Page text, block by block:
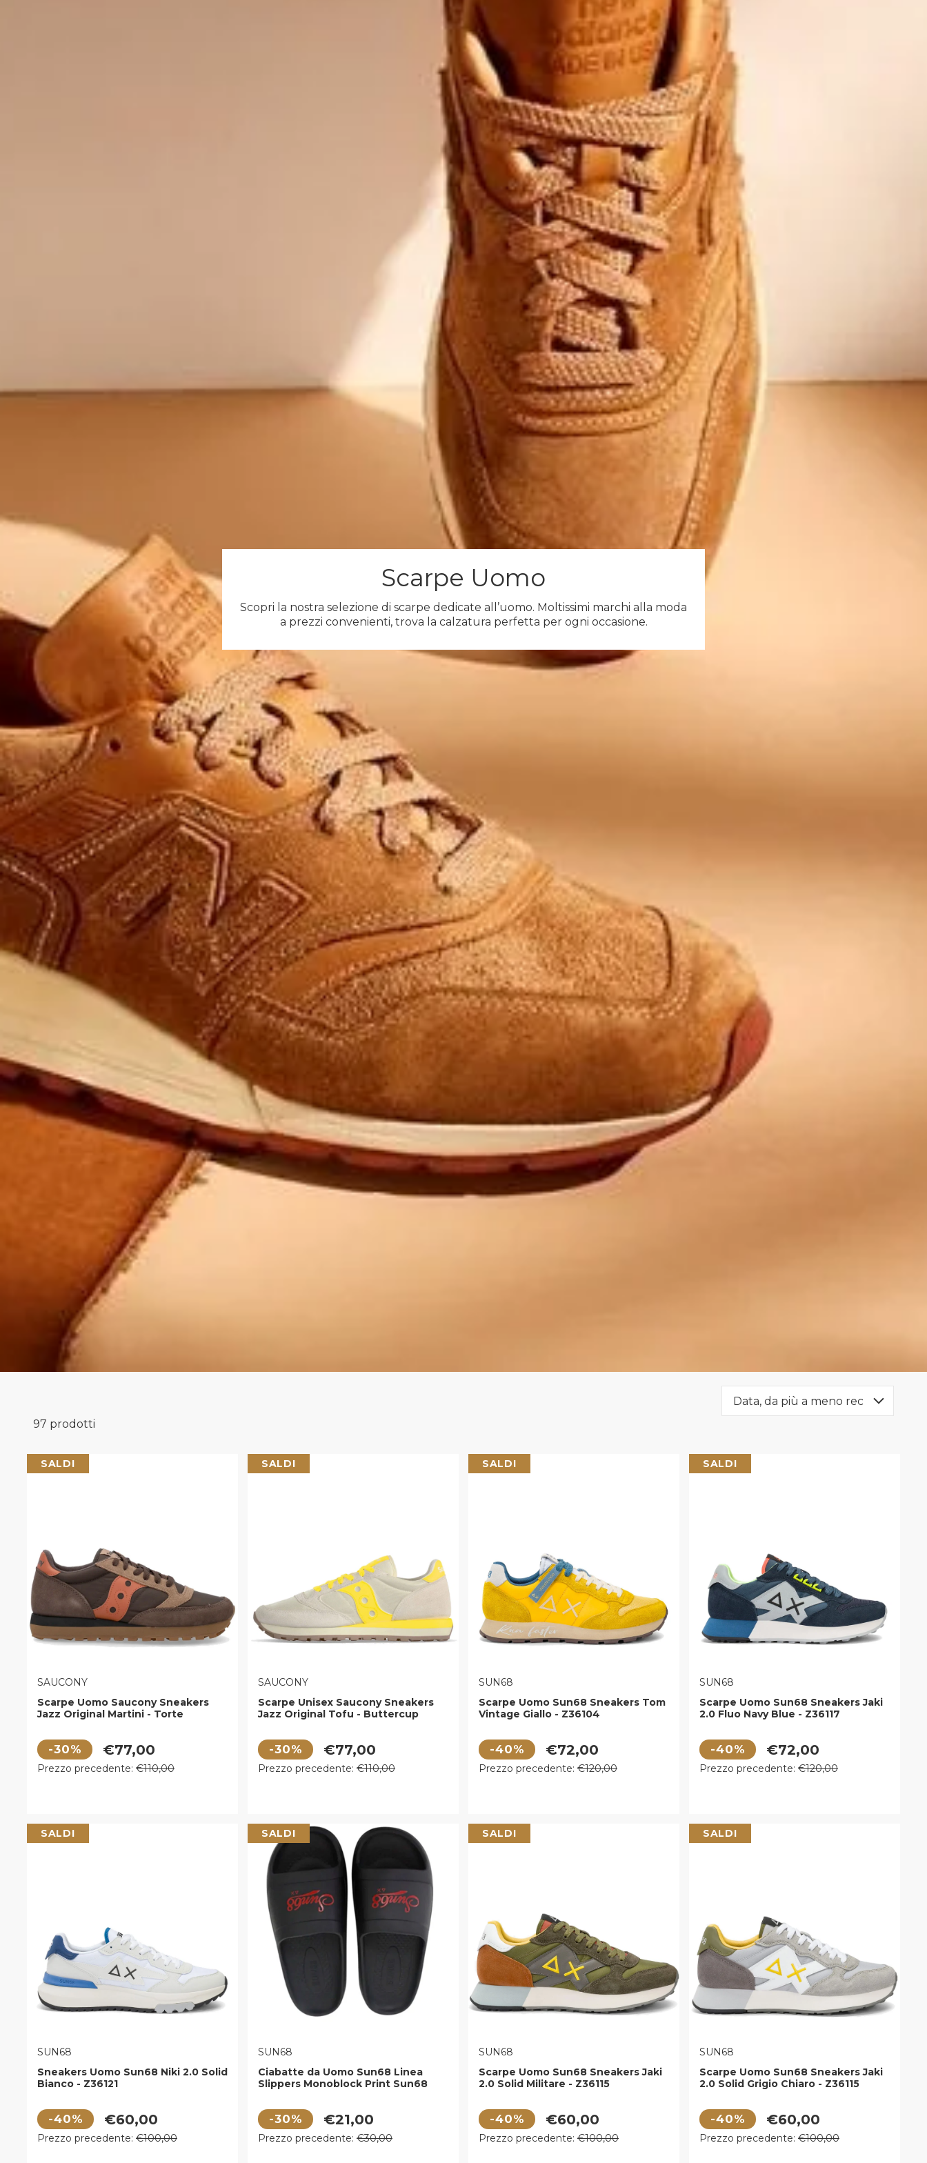
Scarpe Uomo
Scopri la nostra selezione di scarpe dedicate all’uomo. Moltissimi marchi alla moda
a prezzi convenienti, trova la calzatura perfetta per ogni occasione.
97 prodotti
Uomo Scarpe
SALDI
VENDITORE:
SAUCONY
Scarpe Uomo Saucony Sneakers
Jazz Original Martini - Torte
-30%
Prezzo di vendita
€77,00
Prezzo regolare
Prezzo precedente: €110,00
SALDI
VENDITORE:
SAUCONY
Scarpe Unisex Saucony Sneakers
Jazz Original Tofu - Buttercup
-30%
Prezzo di vendita
€77,00
Prezzo regolare
Prezzo precedente: €110,00
SALDI
VENDITORE:
SUN68
Scarpe Uomo Sun68 Sneakers Tom
Vintage Giallo - Z36104
-40%
Prezzo di vendita
€72,00
Prezzo regolare
Prezzo precedente: €120,00
SALDI
VENDITORE:
SUN68
Scarpe Uomo Sun68 Sneakers Jaki
2.0 Fluo Navy Blue - Z36117
-40%
Prezzo di vendita
€72,00
Prezzo regolare
Prezzo precedente: €120,00
SALDI
VENDITORE:
SUN68
Sneakers Uomo Sun68 Niki 2.0 Solid
Bianco - Z36121
-40%
Prezzo di vendita€60,00
Prezzo regolare
Prezzo precedente: €100,00
SALDI
VENDITORE:
SUN68
Ciabatte da Uomo Sun68 Linea
Slippers Monoblock Print Sun68
-30%
Prezzo di vendita€21,00
Prezzo regolare
Prezzo precedente: €30,00
SALDI
VENDITORE:
SUN68
Scarpe Uomo Sun68 Sneakers Jaki
2.0 Solid Militare - Z36115
-40%
Prezzo di vendita€60,00
Prezzo regolare
Prezzo precedente: €100,00
SALDI
VENDITORE:
SUN68
Scarpe Uomo Sun68 Sneakers Jaki
2.0 Solid Grigio Chiaro - Z36115
-40%
Prezzo di vendita€60,00
Prezzo regolare
Prezzo precedente: €100,00